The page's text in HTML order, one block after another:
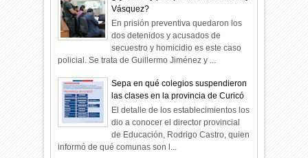
Vásquez?
En prisión preventiva quedaron los
dos detenidos y acusados de
secuestro y homicidio es este caso
policial. Se trata de Guillermo Jiménez y ...
Sepa en qué colegios suspendieron
las clases en la provincia de Curicó
El detalle de los establecimientos los
dio a conocer el director provincial
de Educación, Rodrigo Castro, quien
informó de qué comunas son l...